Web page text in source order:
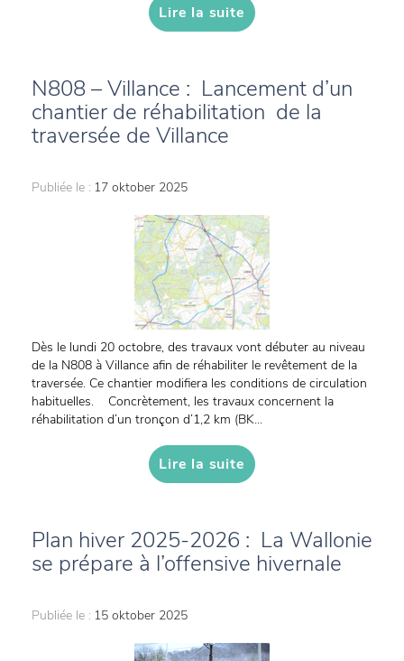
Lire la suite
N808 – Villance : Lancement d’un
chantier de réhabilitation de la
traversée de Villance
Publiée le : 17 oktober 2025
Dès le lundi 20 octobre, des travaux vont débuter au niveau
de la N808 à Villance afin de réhabiliter le revêtement de la
traversée. Ce chantier modifiera les conditions de circulation
habituelles. Concrètement, les travaux concernent la
réhabilitation d’un tronçon d’1,2 km (BK...
Lire la suite
Plan hiver 2025-2026 : La Wallonie
se prépare à l’offensive hivernale
Publiée le : 15 oktober 2025